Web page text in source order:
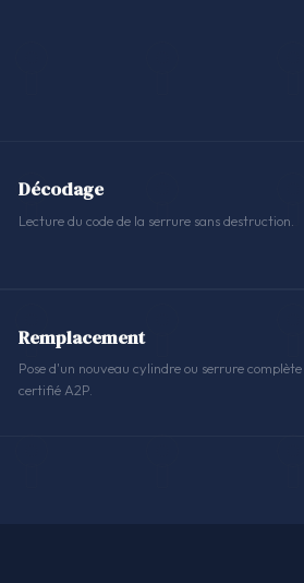
Décodage
Lecture du code de la serrure sans destruction.
Remplacement
Pose d'un nouveau cylindre ou serrure complète
certifié A2P.